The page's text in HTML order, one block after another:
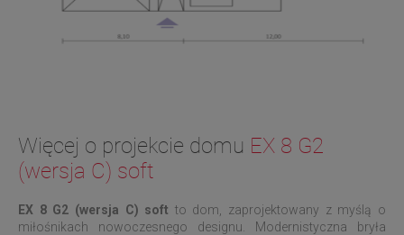
Więcej o projekcie domu EX 8 G2
(wersja C) soft
EX 8 G2 (wersja C) soft to dom, zaprojektowany z myślą o
miłośnikach nowoczesnego designu. Modernistyczna bryła